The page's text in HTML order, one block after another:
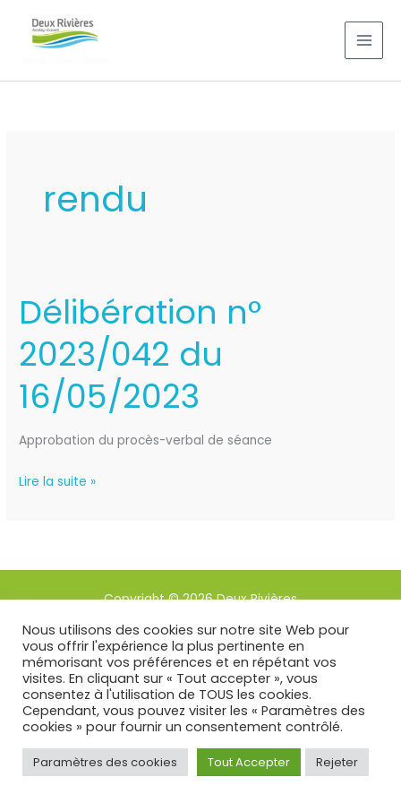
rendu
Délibération n°
2023/042 du
16/05/2023
Approbation du procès-verbal de séance
Délibération
n°
2023/042
du
16/05/2023
Lire la suite »
Copyright © 2026 Deux Rivières
Mentions légales
Edité par SG2i
Nous utilisons des cookies sur notre site Web pour
vous offrir l'expérience la plus pertinente en
mémorisant vos préférences et en répétant vos
visites. En cliquant sur « Tout accepter », vous
consentez à l'utilisation de TOUS les cookies.
Cependant, vous pouvez visiter les « Paramètres des
cookies » pour fournir un consentement contrôlé.
Paramètres des cookies Tout Accepter Rejeter